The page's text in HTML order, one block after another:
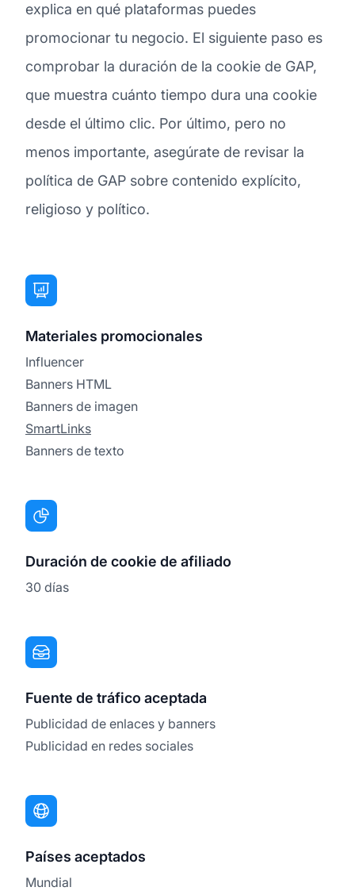
explica en qué plataformas puedes
promocionar tu negocio. El siguiente paso es
comprobar la duración de la cookie de GAP,
que muestra cuánto tiempo dura una cookie
desde el último clic. Por último, pero no
menos importante, asegúrate de revisar la
política de GAP sobre contenido explícito,
religioso y político.
Materiales promocionales
Influencer
Banners HTML
Banners de imagen
SmartLinks
Banners de texto
Duración de cookie de afiliado
30 días
Fuente de tráfico aceptada
Publicidad de enlaces y banners
Publicidad en redes sociales
Países aceptados
Mundial